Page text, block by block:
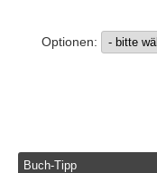
Optionen:
Buch-Tipp